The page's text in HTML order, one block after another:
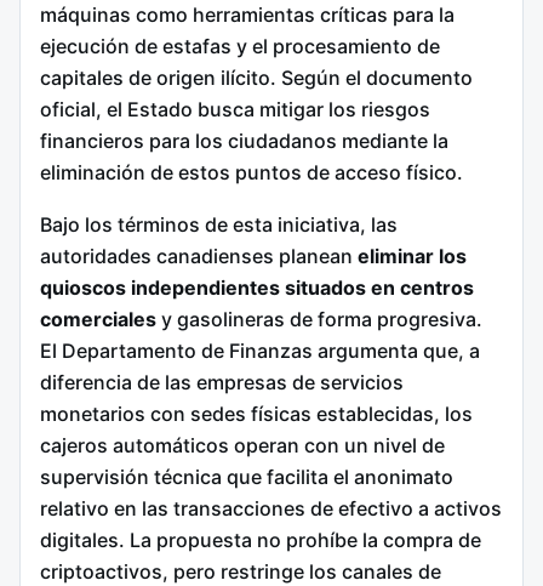
máquinas como herramientas críticas para la
ejecución de estafas y el procesamiento de
capitales de origen ilícito. Según el documento
oficial, el Estado busca mitigar los riesgos
financieros para los ciudadanos mediante la
eliminación de estos puntos de acceso físico.
Bajo los términos de esta iniciativa, las
autoridades canadienses planean eliminar los
quioscos independientes situados en centros
comerciales y gasolineras de forma progresiva.
El Departamento de Finanzas argumenta que, a
diferencia de las empresas de servicios
monetarios con sedes físicas establecidas, los
cajeros automáticos operan con un nivel de
supervisión técnica que facilita el anonimato
relativo en las transacciones de efectivo a activos
digitales. La propuesta no prohíbe la compra de
criptoactivos, pero restringe los canales de